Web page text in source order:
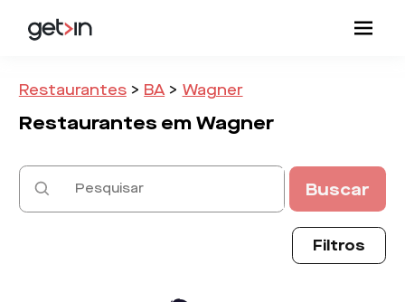
Restaurantes > BA > Wagner
Restaurantes emWagner
Buscar
Filtros